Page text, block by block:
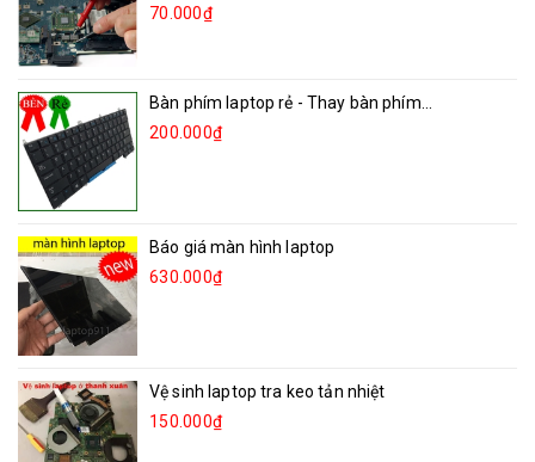
70.000₫
Bàn phím laptop rẻ - Thay bàn phím...
200.000₫
Báo giá màn hình laptop
630.000₫
Vệ sinh laptop tra keo tản nhiệt
150.000₫